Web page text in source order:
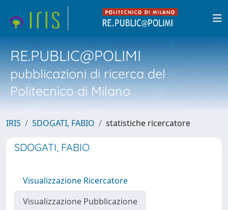
RE.PUBLIC@POLIMI
pubblicazioni di ricerca del
Politecnico di Milano
IRIS SDOGATI, FABIO statistiche ricercatore
SDOGATI, FABIO
Visualizzazione Ricercatore
Visualizzazione Pubblicazione